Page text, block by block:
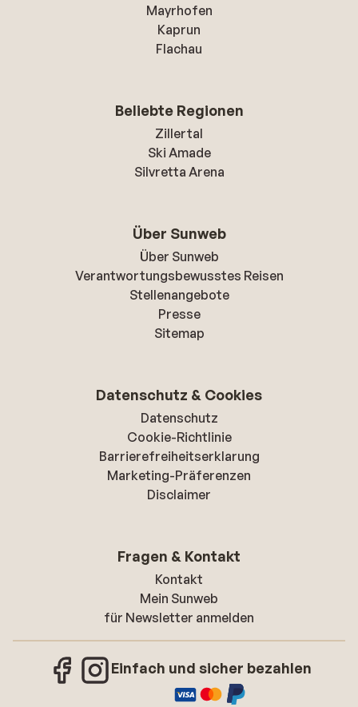
Mayrhofen
Kaprun
Flachau
Beliebte Regionen
Zillertal
Ski Amade
Silvretta Arena
Über Sunweb
Über Sunweb
Verantwortungsbewusstes Reisen
Stellenangebote
Presse
Sitemap
Datenschutz & Cookies
Datenschutz
Cookie-Richtlinie
Barrierefreiheitserklarung
Marketing-Präferenzen
Disclaimer
Fragen & Kontakt
Kontakt
Mein Sunweb
für Newsletter anmelden
Einfach und sicher bezahlen